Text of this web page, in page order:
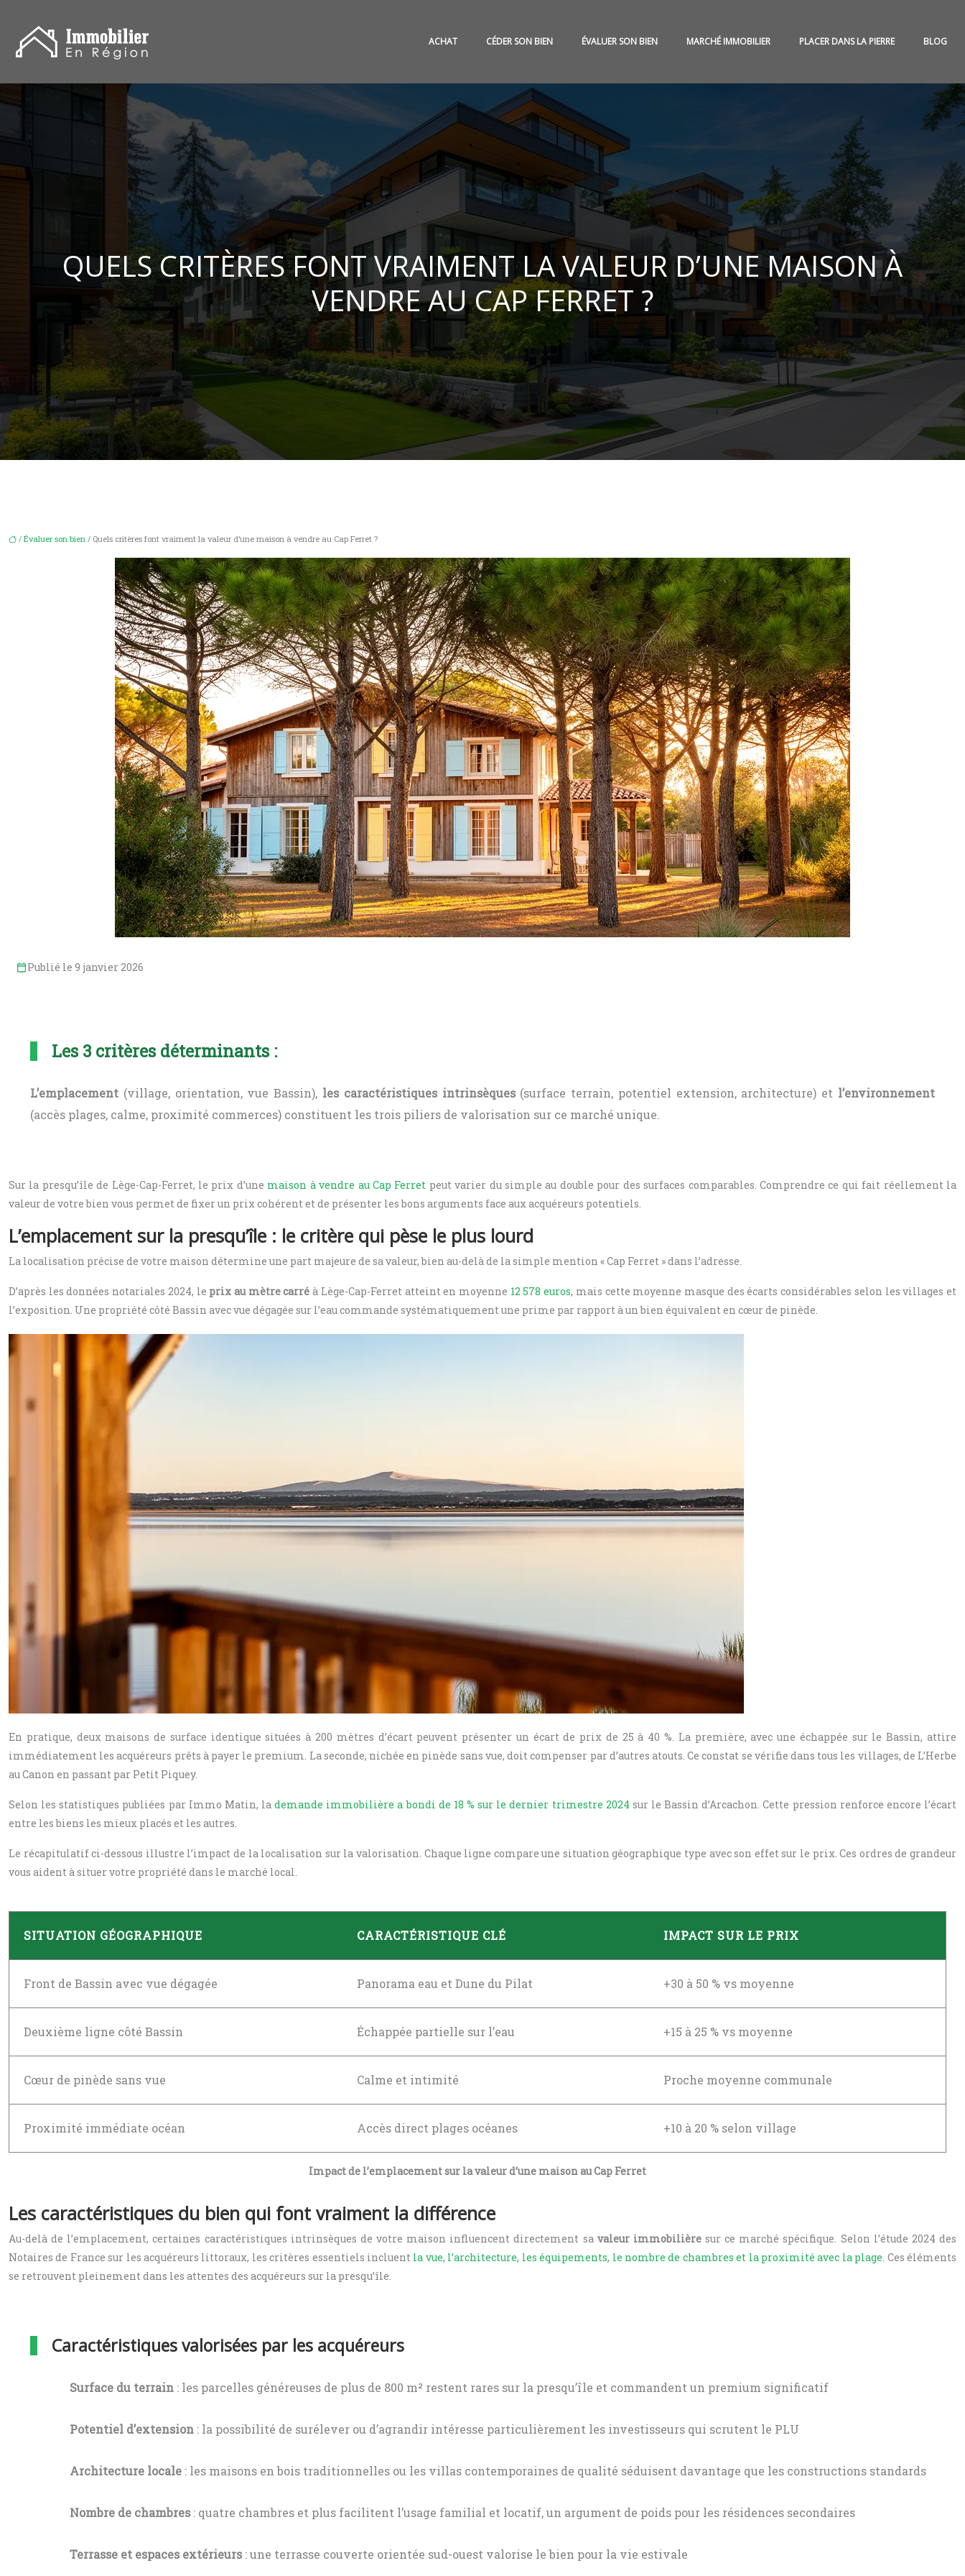
ACHAT CÉDER SON BIEN ÉVALUER SON BIEN MARCHÉ IMMOBILIER PLACER DANS LA PIERRE BLOG
QUELS CRITÈRES FONT VRAIMENT LA VALEUR D’UNE MAISON À
VENDRE AU CAP FERRET ?
/ Évaluer son bien / Quels critères font vraiment la valeur d’une maison à vendre au Cap Ferret ?
Publié le 9 janvier 2026
Les 3 critères déterminants :
L’emplacement (village, orientation, vue Bassin), les caractéristiques intrinsèques(surface terrain, potentiel extension, architecture) et l’environnement
(accès plages, calme, proximité commerces) constituent les trois piliers de valorisation sur ce marché unique.
Sur la presqu’île de Lège-Cap-Ferret, le prix d’une maison à vendre au Cap Ferret peut varier du simple au double pour des surfaces comparables. Comprendre ce qui fait réellement la
valeur de votre bien vous permet de fixer un prix cohérent et de présenter les bons arguments face aux acquéreurs potentiels.
L’emplacement sur la presqu’île : le critère qui pèse le plus lourd
La localisation précise de votre maison détermine une part majeure de sa valeur, bien au-delà de la simple mention « Cap Ferret » dans l’adresse.
D’après les données notariales 2024, le prix au mètre carré à Lège-Cap-Ferret atteint en moyenne 12 578 euros, mais cette moyenne masque des écarts considérables selon les villages et
l’exposition. Une propriété côté Bassin avec vue dégagée sur l’eau commande systématiquement une prime par rapport à un bien équivalent en cœur de pinède.
En pratique, deux maisons de surface identique situées à 200 mètres d’écart peuvent présenter un écart de prix de 25 à 40 %. La première, avec une échappée sur le Bassin, attire
immédiatement les acquéreurs prêts à payer le premium. La seconde, nichée en pinède sans vue, doit compenser par d’autres atouts. Ce constat se vérifie dans tous les villages, de L’Herbe
au Canon en passant par Petit Piquey.
Selon les statistiques publiées par Immo Matin, lademande immobilière a bondi de 18 % sur le dernier trimestre 2024 sur le Bassin d’Arcachon. Cette pression renforce encore l’écart
entre les biens les mieux placés et les autres.
Le récapitulatif ci-dessous illustre l’impact de la localisation sur la valorisation. Chaque ligne compare une situation géographique type avec son effet sur le prix. Ces ordres de grandeur
vous aident à situer votre propriété dans le marché local.
Impact de l’emplacement sur la valeur d’une maison au Cap Ferret
SITUATION GÉOGRAPHIQUE CARACTÉRISTIQUE CLÉ IMPACT SUR LE PRIX
Front de Bassin avec vue dégagée Panorama eau et Dune du Pilat +30 à 50 % vs moyenne
Deuxième ligne côté Bassin Échappée partielle sur l’eau +15 à 25 % vs moyenne
Cœur de pinède sans vue Calme et intimité Proche moyenne communale
Proximité immédiate océan Accès direct plages océanes +10 à 20 % selon village
Les caractéristiques du bien qui font vraiment la différence
Au-delà de l’emplacement, certaines caractéristiques intrinsèques de votre maison influencent directement sa valeur immobilièresur ce marché spécifique. Selon l’étude 2024 des
Notaires de France sur les acquéreurs littoraux, les critères essentiels incluent la vue, l’architecture, les équipements, le nombre de chambres et la proximité avec la plage. Ces éléments
se retrouvent pleinement dans les attentes des acquéreurs sur la presqu’île.
Caractéristiques valorisées par les acquéreurs
Surface du terrain : les parcelles généreuses de plus de 800 m² restent rares sur la presqu’île et commandent un premium significatif
Potentiel d’extension : la possibilité de surélever ou d’agrandir intéresse particulièrement les investisseurs qui scrutent le PLU
Architecture locale : les maisons en bois traditionnelles ou les villas contemporaines de qualité séduisent davantage que les constructions standards
Nombre de chambres : quatre chambres et plus facilitent l’usage familial et locatif, un argument de poids pour les résidences secondaires
Terrasse et espaces extérieurs : une terrasse couverte orientée sud-ouest valorise le bien pour la vie estivale